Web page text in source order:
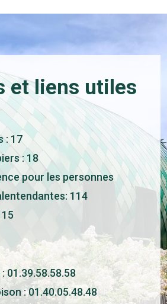
et liens utiles
: 17
: 18
pour les personnes
114
01.39.58.58.58
: 01.40.05.48.48